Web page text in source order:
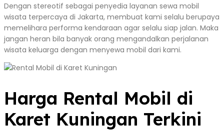
Dengan stereotif sebagai penyedia layanan sewa mobil
wisata terpercaya di Jakarta, membuat kami selalu berupaya
memelihara performa kendaraan agar selalu siap jalan. Maka
jangan heran bila banyak orang mengandalkan perjalanan
wisata keluarga dengan menyewa mobil dari kami.
Harga Rental Mobil di
Karet Kuningan Terkini